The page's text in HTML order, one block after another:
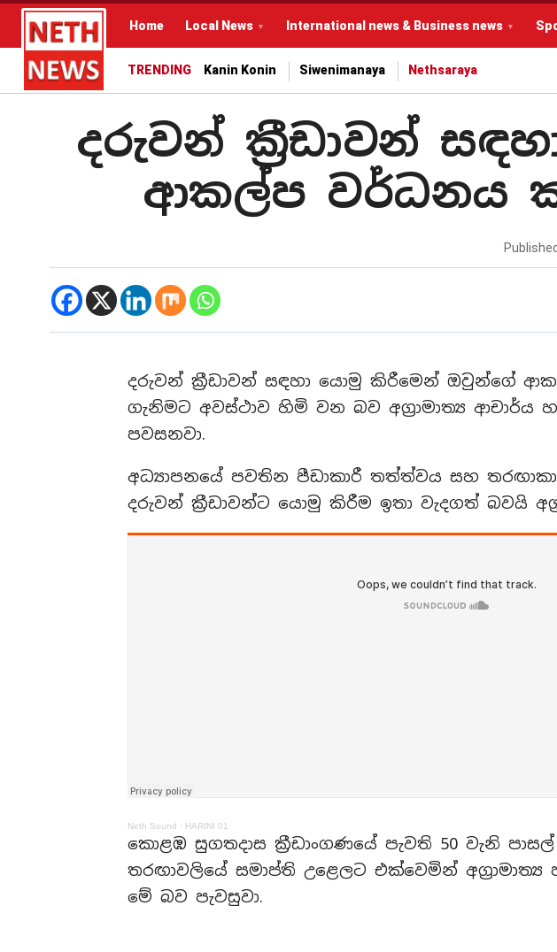
Home Local News International news & Business news
TRENDING Kanin Konin Siwenimanaya Nethsaraya
දරුවන් ක්‍රීඩාවන්
ආකල්ප වර්ධනය
Published
දරුවන් ක්‍රීඩාවන් සඳහා යොමු කිරීමෙන් ඔවුන්ගේ
ගැනිමට අවස්ථාව හිමි වන බව අග්‍රාමාත්‍ය ආචාර්ය
පවසනවා.
අධ්‍යාපනයේ පවතින පීඩාකාරී තත්ත්වය සහ
දරුවන් ක්‍රීඩාවන්ට යොමු කිරීම ඉතා වැදගත් බවයි
Neth Sound · HARINI 01
කොළඹ සුගතදාස ක්‍රීඩාංගණයේ පැවති 50 වැනි
තරඟාවලියේ සමාප්ති උළෙලට එක්වෙමින්
මේ බව පැවසුවා.